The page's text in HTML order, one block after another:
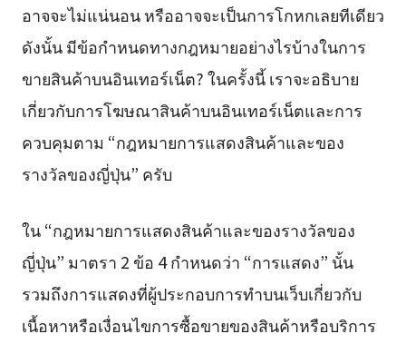
อาจจะไม่แน่นอน หรืออาจจะเป็นการโกหกเลยทีเดียว
ดังนั้น มีข้อกำหนดทางกฎหมายอย่างไรบ้างในการ
ขายสินค้าบนอินเทอร์เน็ต? ในครั้งนี้ เราจะอธิบาย
เกี่ยวกับการโฆษณาสินค้าบนอินเทอร์เน็ตและการ
ควบคุมตาม “กฎหมายการแสดงสินค้าและของ
รางวัลของญี่ปุ่น” ครับ
ใน “กฎหมายการแสดงสินค้าและของรางวัลของ
ญี่ปุ่น” มาตรา 2 ข้อ 4 กำหนดว่า “การแสดง” นั้น
รวมถึงการแสดงที่ผู้ประกอบการทำบนเว็บเกี่ยวกับ
เนื้อหาหรือเงื่อนไขการซื้อขายของสินค้าหรือบริการ